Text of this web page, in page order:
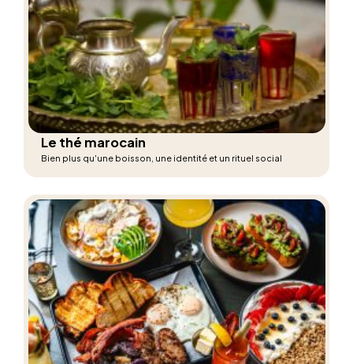
Le thé marocain
Bien plus qu'une boisson, une identité et un rituel social